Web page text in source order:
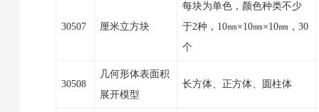
30507 厘米立方块
每块为单色，颜色种类不少
于2种，10㎜×10㎜×10㎜，30
个
30508
几何形体表面积
展开模型
长方体、正方体、圆柱体